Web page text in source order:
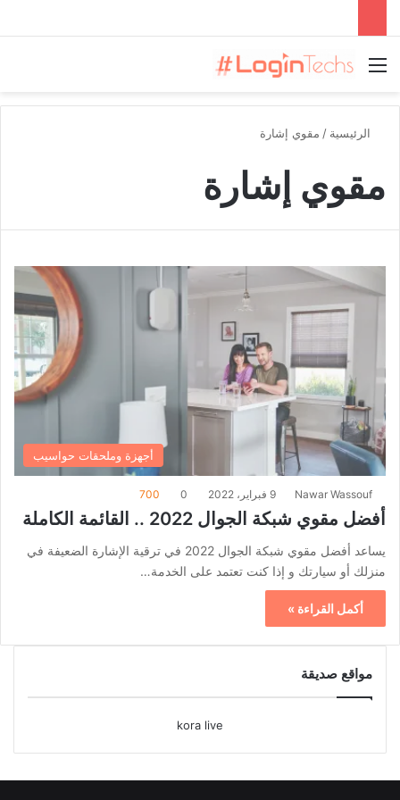
القائمة
الرئيسية / مقوي إشارة
مقوي إشارة
أجهزة وملحقات حواسيب
Nawar Wassouf 9 فبراير، 2022 0
700
أفضل مقوي شبكة الجوال 2022 .. القائمة الكاملة
يساعد أفضل مقوي شبكة الجوال 2022 في ترقية الإشارة الضعيفة في
منزلك أو سيارتك و إذا كنت تعتمد على الخدمة…
أكمل القراءة »
مواقع صديقة
kora live